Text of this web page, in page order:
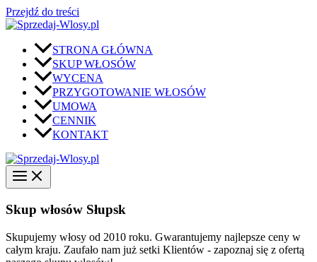
Przejdź do treści
STRONA GŁÓWNA
SKUP WŁOSÓW
WYCENA
PRZYGOTOWANIE WŁOSÓW
UMOWA
CENNIK
KONTAKT
Skup włosów Słupsk
Skupujemy włosy od 2010 roku. Gwarantujemy najlepsze ceny w
całym kraju. Zaufało nam już setki Klientów - zapoznaj się z ofertą